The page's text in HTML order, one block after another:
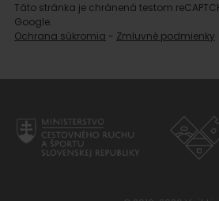
Táto stránka je chránená testom
Google.
Ochrana súkromia - Zmluvné podmienky